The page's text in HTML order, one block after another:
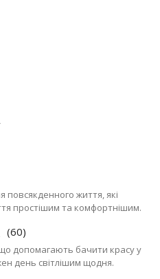
повсякденного життя, які
простішим та комфортнішим.
(60)
що допомагають бачити красу у
день світлішим щодня.